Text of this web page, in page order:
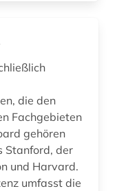
die den
Fachgebieten
gehören
Stanford, der
und Harvard.
umfasst die